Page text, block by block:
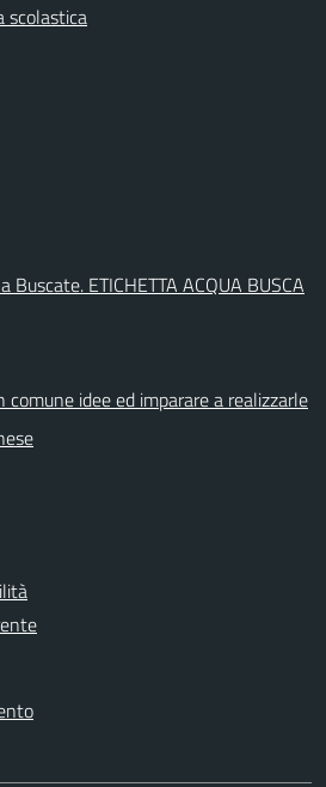
scolastica
ETICHETTA ACQUA BUSCA
idee ed imparare a realizzarle